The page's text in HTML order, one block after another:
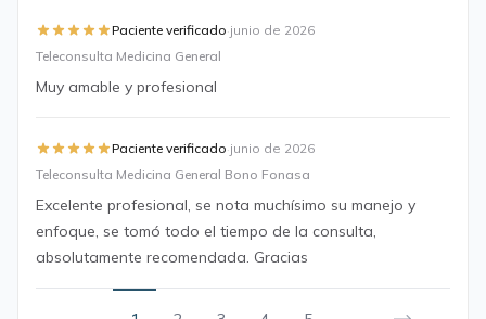
Paciente verificado·junio de 2026
Teleconsulta Medicina General
Muy amable y profesional
Paciente verificado·junio de 2026
Teleconsulta Medicina General Bono Fonasa
Excelente profesional, se nota muchísimo su manejo y
enfoque, se tomó todo el tiempo de la consulta,
absolutamente recomendada. Gracias